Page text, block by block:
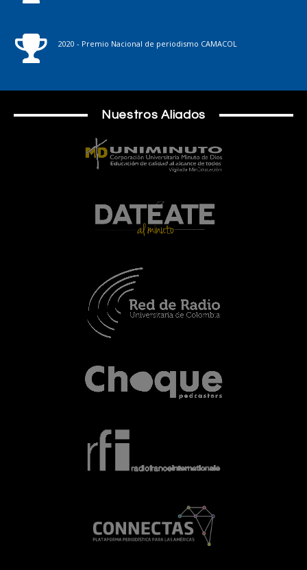
2020 - Premio Nacional de periodismo CAMACOL
Nuestros Aliados